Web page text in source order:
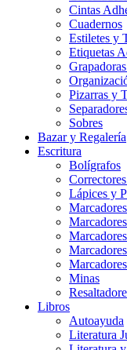
Cintas
Cuadernos
Estiletes y
Etiquetas
Pizarras y
Sobres
Bazar y Regalería
Escritura
Bolígrafos
Lápices y
Minas
Libros
Autoayuda
Literatura